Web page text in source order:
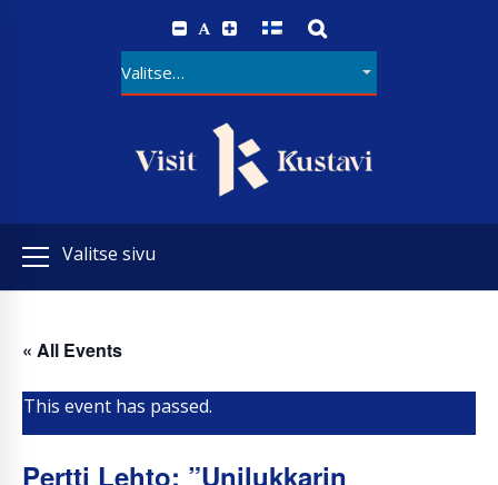
A
Valitse sivu
« All Events
This event has passed.
Pertti Lehto: ”Unilukkarin